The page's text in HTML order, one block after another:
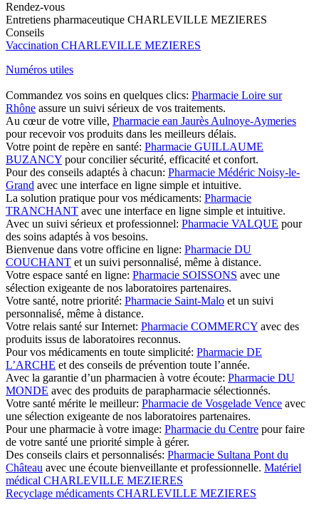
Rendez-vous
Entretiens pharmaceutique CHARLEVILLE MEZIERES
Conseils
Vaccination CHARLEVILLE MEZIERES
Numéros utiles
Commandez vos soins en quelques clics: Pharmacie Loire sur
Rhône assure un suivi sérieux de vos traitements.
Au cœur de votre ville, Pharmacie ean Jaurès Aulnoye-Aymeries
pour recevoir vos produits dans les meilleurs délais.
Votre point de repère en santé: Pharmacie GUILLAUME
BUZANCY pour concilier sécurité, efficacité et confort.
Pour des conseils adaptés à chacun: Pharmacie Médéric Noisy-le-
Grand avec une interface en ligne simple et intuitive.
La solution pratique pour vos médicaments: Pharmacie
TRANCHANT avec une interface en ligne simple et intuitive.
Avec un suivi sérieux et professionnel: Pharmacie VALQUE pour
des soins adaptés à vos besoins.
Bienvenue dans votre officine en ligne: Pharmacie DU
COUCHANT et un suivi personnalisé, même à distance.
Votre espace santé en ligne: Pharmacie SOISSONS avec une
sélection exigeante de nos laboratoires partenaires.
Votre santé, notre priorité: Pharmacie Saint-Malo et un suivi
personnalisé, même à distance.
Votre relais santé sur Internet: Pharmacie COMMERCY avec des
produits issus de laboratoires reconnus.
Pour vos médicaments en toute simplicité: Pharmacie DE
L’ARCHE et des conseils de prévention toute l’année.
Avec la garantie d’un pharmacien à votre écoute: Pharmacie DU
MONDE avec des produits de parapharmacie sélectionnés.
Votre santé mérite le meilleur: Pharmacie de Vosgelade Vence avec
une sélection exigeante de nos laboratoires partenaires.
Pour une pharmacie à votre image: Pharmacie du Centre pour faire
de votre santé une priorité simple à gérer.
Des conseils clairs et personnalisés: Pharmacie Sultana Pont du
Château avec une écoute bienveillante et professionnelle. Matériel
médical CHARLEVILLE MEZIERES
Recyclage médicaments CHARLEVILLE MEZIERES